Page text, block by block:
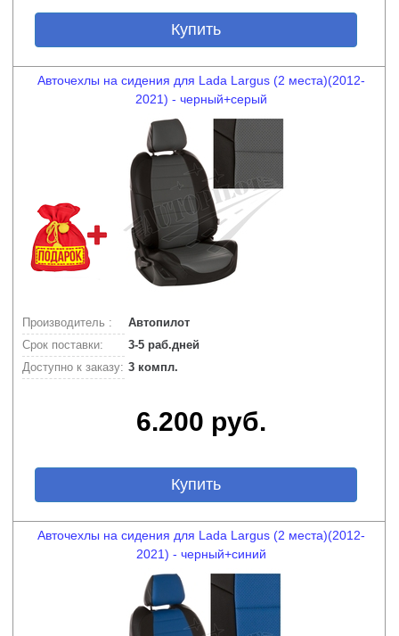
Купить
Авточехлы на сидения для Lada Largus (2 места)(2012-
2021) - черный+серый
Производитель :
Автопилот
Срок поставки:
3-5 раб.дней
Доступно к заказу: 3 компл.
6.200 руб.
Купить
Авточехлы на сидения для Lada Largus (2 места)(2012-
2021) - черный+синий